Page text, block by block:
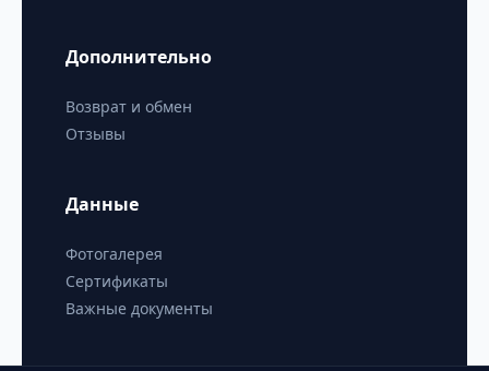
Дополнительно
Возврат и обмен
Отзывы
Данные
Фотогалерея
Сертификаты
Важные документы